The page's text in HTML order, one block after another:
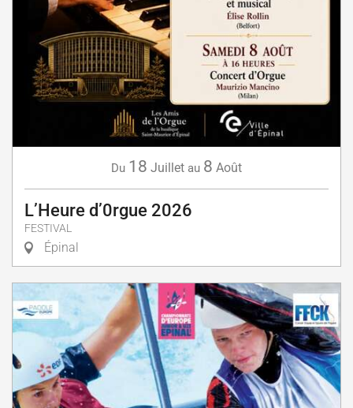
Du 18 Juillet au 8 Août
L’Heure d’0rgue 2026
FESTIVAL
Épinal